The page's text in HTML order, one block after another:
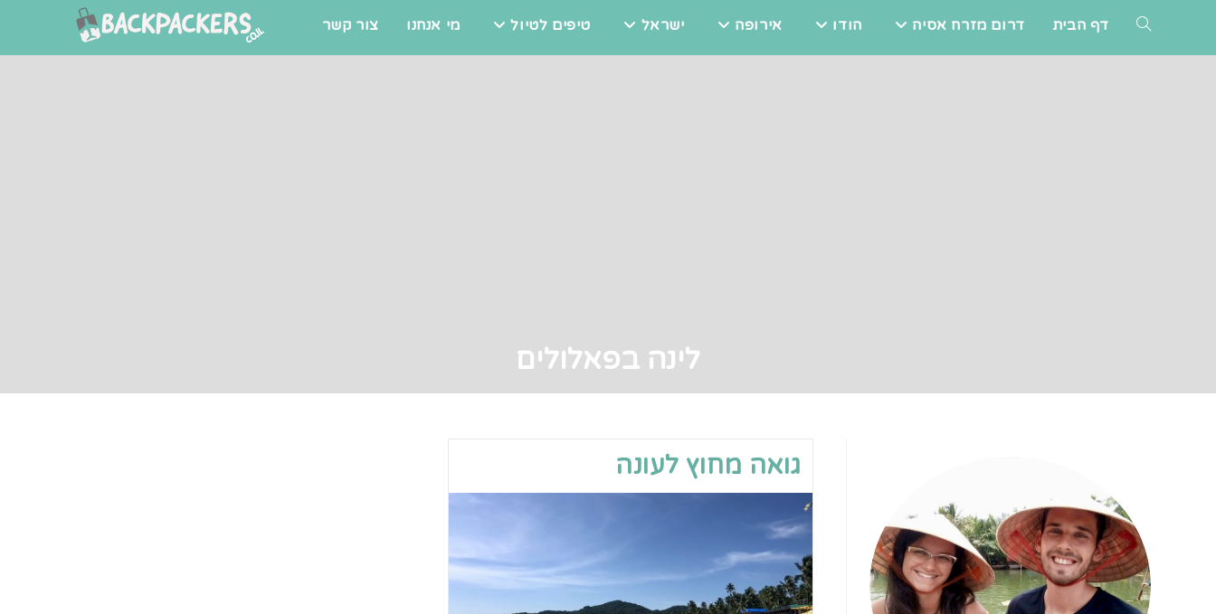
content
צור קשר מי אנחנו טיפים לטיול ישראל אירופה הודו דרום מזרח אסיה דף הביתTOGGLE
לינה בפאלולים
גואה מחוץ לעונה